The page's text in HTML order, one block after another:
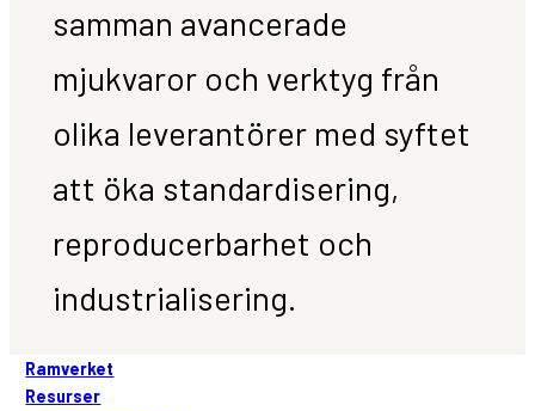
samman avancerade
mjukvaror och verktyg från
olika leverantörer med syftet
att öka standardisering,
reproducerbarhet och
industrialisering.
Ramverket
Resurser